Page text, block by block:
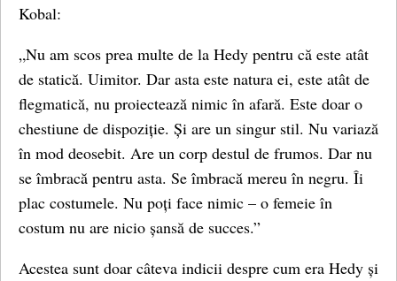
Kobal:
„Nu am scos prea multe de la Hedy pentru că este atât
de statică. Uimitor. Dar asta este natura ei, este atât de
flegmatică, nu proiectează nimic în afară. Este doar o
chestiune de dispoziție. Și are un singur stil. Nu variază
în mod deosebit. Are un corp destul de frumos. Dar nu
se îmbracă pentru asta. Se îmbracă mereu în negru. Îi
plac costumele. Nu poți face nimic – o femeie în
costum nu are nicio șansă de succes.”
Acestea sunt doar câteva indicii despre cum era Hedy și